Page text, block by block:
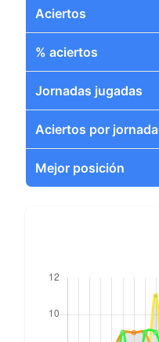
Aciertos
% aciertos
Jornadas jugadas
Aciertos por jornada
Mejor posición